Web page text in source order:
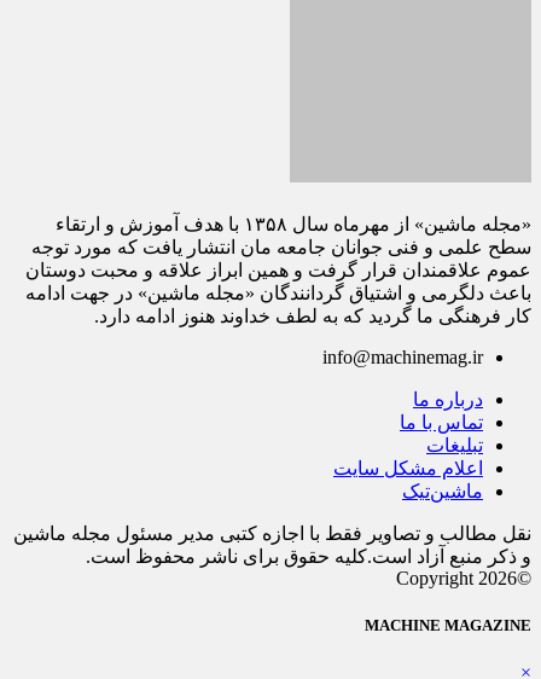
«مجله ماشین» از مهرماه سال ۱۳۵۸ با هدف آموزش و ارتقاء
سطح علمی و فنی جوانان جامعه مان انتشار یافت که مورد توجه
عموم علاقمندان قرار گرفت و همین ابراز علاقه و محبت دوستان
باعث دلگرمی و اشتیاق گردانندگان «مجله ماشین» در جهت ادامه
کار فرهنگی ما گردید که به لطف خداوند هنوز ادامه دارد.
info@machinemag.ir
درباره ما
تماس با ما
تبلیغات
اعلام مشکل سایت
ماشین‌تیک
نقل مطالب و تصاویر فقط با اجازه کتبی مدیر مسئول مجله ماشین
و ذکر منبع آزاد است.کلیه حقوق برای ناشر محفوظ است.
©Copyright 2026
MACHINE MAGAZINE
×